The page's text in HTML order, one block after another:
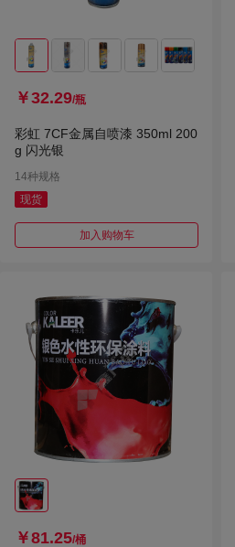
￥32.29/瓶
彩虹 7CF金属自喷漆 350ml 200
g 闪光银
14种规格
现货
加入购物车
￥81.25/桶